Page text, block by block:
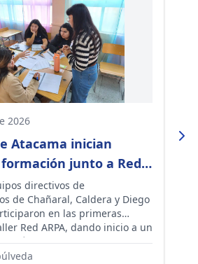
2026
Atacama inician
junto a Red
el aprendizaje
directivos de
de Chañaral, Caldera y Diego
en las primeras
Red ARPA, dando inicio a un
que, durante los
acompañará la